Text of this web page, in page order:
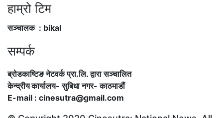
हाम्रो टिम
सञ्चालक : bikal
सम्पर्क
ब्रोडकाष्टिङ नेटवर्क प्रा.लि. द्वारा सञ्चालित
केन्द्रीय कार्यालय-सुबिधा नगर- काठमाडौं
E-mail : cinesutra@gmail.com